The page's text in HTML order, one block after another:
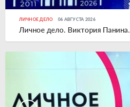
ЛИЧНОЕ ДЕЛО 06 АВГУСТА 2026
Личное дело. Виктория Панина.